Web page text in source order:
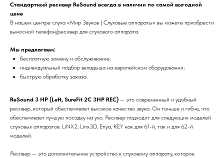
Стандартный ресивер ReSound всегда в наличии по самой выгодной
цене
В нашем центре слуха «Мир Звуков | Слуховые аппараты» вы можете приобрести
выносной телефон/ресивер для слухового аппарата.
Мы предлагаем:
бесплатную замену и обслуживание;
индивидуальный подбор вкладыша на европейском оборудовании;
быструю обработку заказа.
ReSound 3 HP (Left, SureFit 2С 3HP REC) — это современный и удобный
ресивер, который обеспечивает высокое качество звука. Он тоньше и гибче, что
обеспечивает лучшую посадку на ухо. Ресивер подходит для следующих моделей
слуховых аппаратов: LiNX2, Linx3D, Enya, KEY как для 61-й, так и для 62-й
моделей.
Ресивер — это дополнительное устройство к слуховому аппарату, которое